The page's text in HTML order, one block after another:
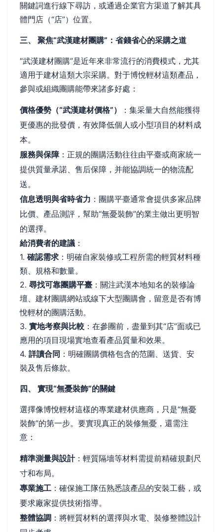
關鍵詞進行線下尋訪，或通過企業官方渠道了解其具
體門店（“店”）位置。
三、 聚焦“武漢建材團購”：省錢省心的采購之道
“武漢建材團購”是近年來非常流行的消費模式，尤其
適用于建材這類大宗采購。對于博悅輕材這類產品，
參與或組織團購能帶來諸多好處：
價格優勢（“武漢建材價格”）
：集采量大自然能獲得
更優惠的批發價，有效降低個人或小型項目的材料成
本。
服務與保障：正規的團購活動往往由平臺或商家統一
提供質量承諾、售后保障，并能協調統一的物流配
送。
信息透明與省時省力 ：團購平臺通常會提供多家品牌
比價、產品測評，幫助“無憂裝飾”的業主做出更明智
的選擇。
給消費者的建議 ：
1. 確認需求 ：明確自家裝修或工程所需的輕質材料種
類、規格和數量。
2. 尋找可靠團購平臺 ：關注武漢本地知名的裝修論
壇、建材團購網站或線下大型團購會，留意是否有博
悅輕材的團購活動。
3. 實地考察與比較 ：在參團前，盡量到其“店”面或已
應用的項目現場實地查看產品質量和效果。
4. 詳讀合同 ：明確團購價格包含的范圍、送貨、安
裝及售后條款。
四、 實現“無憂裝飾”的關鍵
選擇像博悅輕材這樣的專業建材供應商，只是“無憂
裝飾”的第一步。要實現真正的裝修無憂，還需注
意：
精準測量與設計：輕質隔墻等材料需提前精確規劃尺
寸和布局。
專業施工 ：確保施工隊伍熟悉該產品的安裝工藝，或
要求廠家提供技術指導。
整體協調 ：將輕質材料的選擇與水電、裝修整體設計